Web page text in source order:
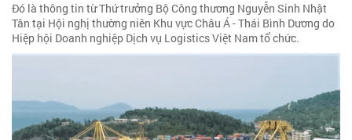
Đó là thông tin từ Thứ trưởng Bộ Công thương Nguyễn Sinh Nhật
Tân tại Hội nghị thường niên Khu vực Châu Á - Thái Bình Dương do
Hiệp hội Doanh nghiệp Dịch vụ Logistics Việt Nam tổ chức.